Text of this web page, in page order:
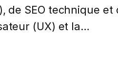
de SEO technique
(UX) et la…